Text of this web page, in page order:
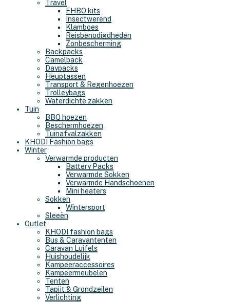
Travel
EHBO kits
Insectwerend
Klamboes
Reisbenodigdheden
Zonbescherming
Backpacks
Camelback
Daypacks
Heuptassen
Transport & Regenhoezen
Trolleybags
Waterdichte zakken
Tuin
BBQ hoezen
Beschermhoezen
Tuinafvalzakken
KHODI Fashion bags
Winter
Verwarmde producten
Battery Packs
Verwarmde Sokken
Verwarmde Handschoenen
Mini heaters
Sokken
Wintersport
Sleeën
Outlet
KHODI fashion bags
Bus & Caravantenten
Caravan Luifels
Huishoudelijk
Kampeeraccessoires
Kampeermeubelen
Tenten
Tapijt & Grondzeilen
Verlichting